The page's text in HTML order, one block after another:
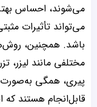
می‌شوند، احساس
می‌تواند تأثیرات
باشد. همچنین،
مختلفی مانند لیزر،
پیری، همگی به‌صورت
قابل‌انجام هستند